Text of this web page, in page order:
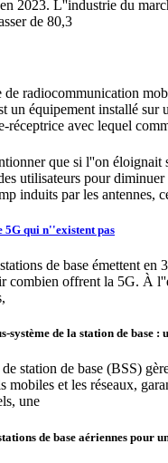
2023. L''industrie du
de 80,3
de radiocommunication
un équipement installé sur
réceptrice avec lequel
que si l''on éloignait
utilisateurs pour
induits par les antennes,
5G qui n''existent pas
de base émettent en
combien offrent la 5G. À
système de la station de base :
station de base (BSS)
mobiles et les réseaux,
une
de base aériennes pour